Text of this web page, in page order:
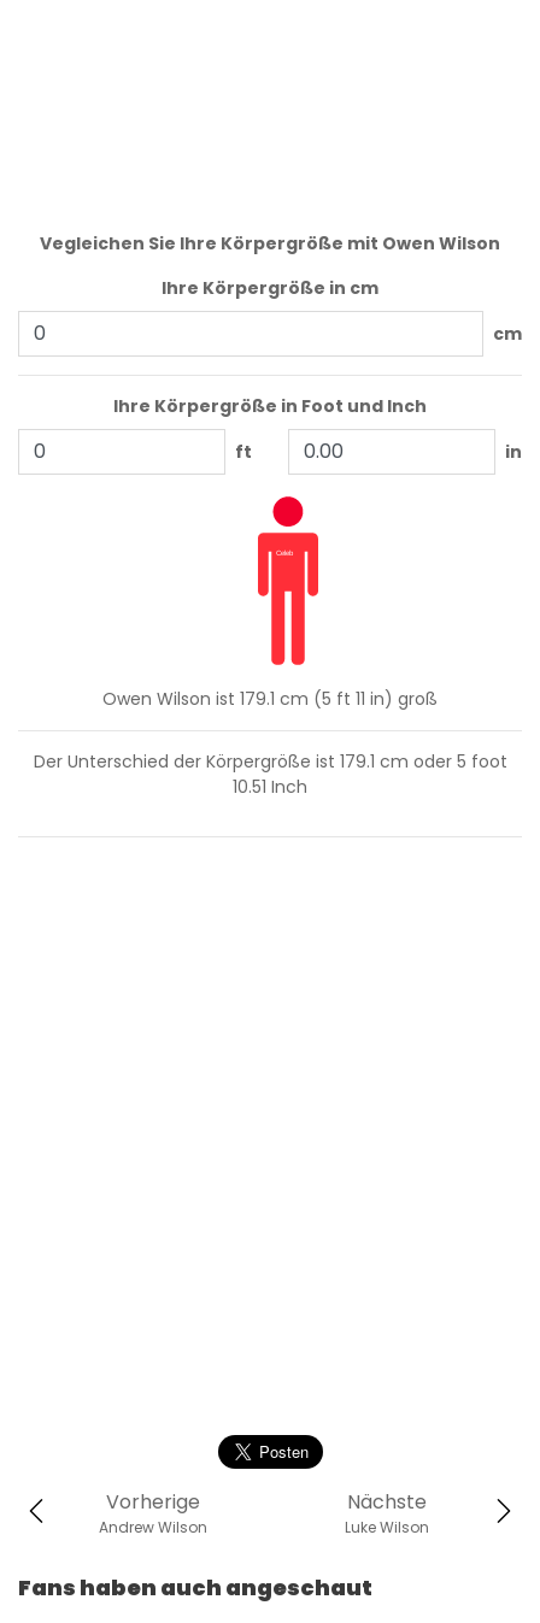
Vegleichen Sie Ihre Körpergröße mit Owen Wilson
Ihre Körpergröße in cm
cm
Ihre Körpergröße in Foot und Inch
ft
in
Owen Wilson ist 179.1 cm (5 ft 11 in) groß
Der Unterschied der Körpergröße ist 179.1 cm oder 5 foot
10.51 Inch
Nächste
Luke Wilson
Vorherige
Andrew Wilson
Fans haben auch angeschaut